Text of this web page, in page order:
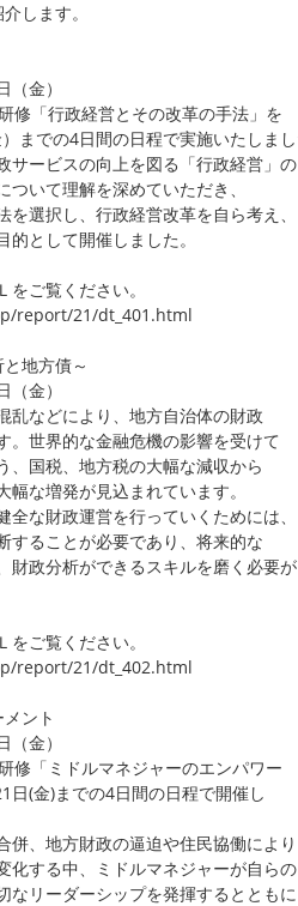
します。
金）
「行政経営とその改革の手法」を
での4日間の日程で実施いたしま
ビスの向上を図る「行政経営」の
いて理解を深めていただき、
選択し、行政経営改革を自ら考え、
として開催しました。
ご覧ください。
21/dt_401.html
地方債～
金）
どにより、地方自治体の財政
世界的な金融危機の影響を受けて
国税、地方税の大幅な減収から
な増発が見込まれています。
財政運営を行っていくためには、
ることが必要であり、将来的な
政分析ができるスキルを磨く必要が
ご覧ください。
21/dt_402.html
ント
金）
「ミドルマネジャーのエンパワー
(金)までの4日間の日程で開催し
地方財政の逼迫や住民協働によ
する中、ミドルマネジャーが自らの
リーダーシップを発揮するととも